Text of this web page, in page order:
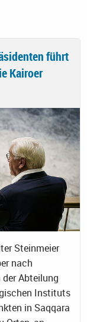
führt
Kairoer
Steinmeier
nach
Abteilung
Instituts
in Saqqara